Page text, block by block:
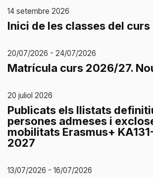
14 setembre 2026
Inici de les classes del
20/07/2026 - 24/07/2026
Matrícula curs 2026/27.
20 juliol 2026
Publicats els llistats
persones admeses i
mobilitats Erasmus+
2027
13/07/2026 - 16/07/2026